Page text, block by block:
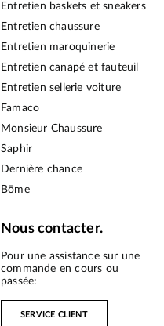
Entretien baskets et sneakers
Entretien chaussure
Entretien maroquinerie
Entretien canapé et fauteuil
Entretien sellerie voiture
Famaco
Monsieur Chaussure
Saphir
Dernière chance
Bōme
Nous contacter.
Pour une assistance sur une
commande en cours ou
passée:
SERVICE CLIENT